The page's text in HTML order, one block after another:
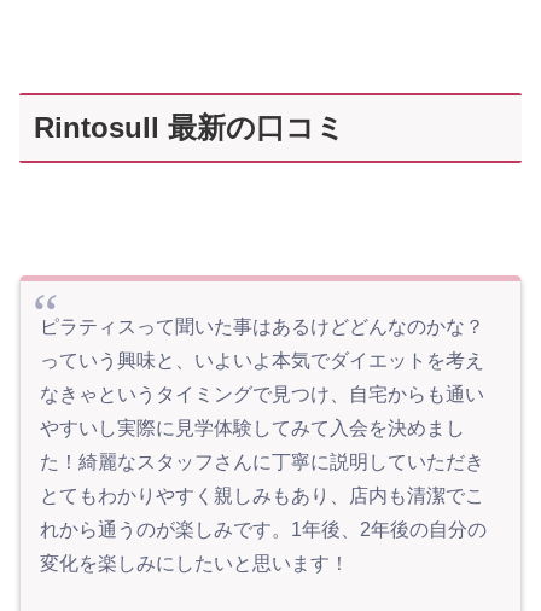
Rintosull 最新の口コミ
ピラティスって聞いた事はあるけどどんなのかな？
っていう興味と、いよいよ本気でダイエットを考え
なきゃというタイミングで見つけ、自宅からも通い
やすいし実際に見学体験してみて入会を決めまし
た！綺麗なスタッフさんに丁寧に説明していただき
とてもわかりやすく親しみもあり、店内も清潔でこ
れから通うのが楽しみです。1年後、2年後の自分の
変化を楽しみにしたいと思います！